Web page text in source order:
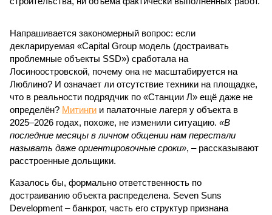
Напрашивается закономерный вопрос: если
декларируемая «Capital Group модель (достраивать
проблемные объекты SSD») сработала на
Лосиноостровской, почему она не масштабируется на
Люблино? И означает ли отсутствие техники на площадке,
что в реальности подрядчик по «Станции Л» ещё даже не
определён? Митинги и палаточные лагеря у объекта в
2025–2026 годах, похоже, не изменили ситуацию. «В
последние месяцы в личном общении нам перестали
называть даже ориентировочные сроки», – рассказывают
расстроенные дольщики.
Казалось бы, формально ответственность по
достраиванию объекта распределена. Seven Suns
Development – банкрот, часть его структур признана